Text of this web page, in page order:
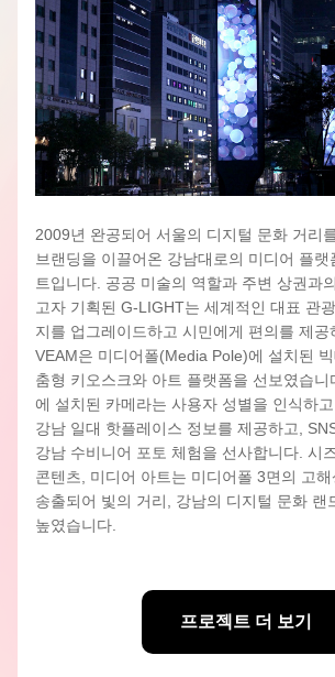
2009년 완공되어 서울의 디지털 문화 거리
브랜딩을 이끌어온 강남대로의 미디어 플랫
트입니다. 공공 미술의 역할과 주변 상권과
고자 기획된 G-LIGHT는 세계적인 대표 관
지를 업그레이드하고 시민에게 편의를 제공
VEAM은 미디어폴(Media Pole)에 설치된
춤형 키오스크와 아트 플랫폼을 선보였습
에 설치된 카메라는 사용자 성별을 인식하
강남 일대 핫플레이스 정보를 제공하고,
강남 수비니어 포토 체험을 선사합니다. 시
콘텐츠, 미디어 아트는 미디어폴 3면의 고
송출되어 빛의 거리, 강남의 디지털 문화 랜
높였습니다.
프로젝트 더 보기